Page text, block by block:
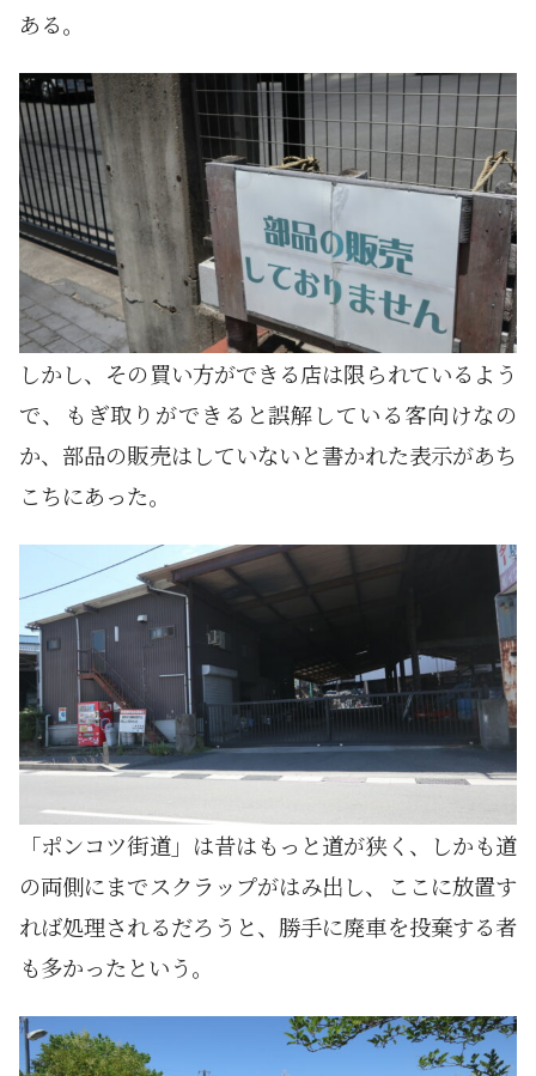
ある。
しかし、その買い方ができる店は限られているよう
で、もぎ取りができると誤解している客向けなの
か、部品の販売はしていないと書かれた表示があち
こちにあった。
「ポンコツ街道」は昔はもっと道が狭く、しかも道
の両側にまでスクラップがはみ出し、ここに放置す
れば処理されるだろうと、勝手に廃車を投棄する者
も多かったという。